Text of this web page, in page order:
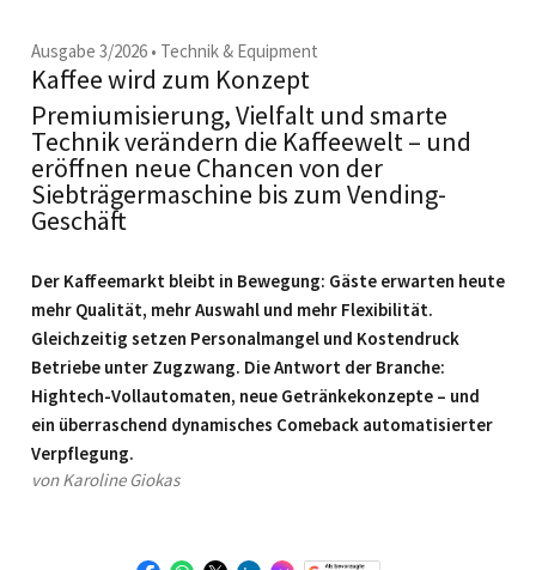
Ausgabe 3/2026 • Technik & Equipment
Kaffee wird zum Konzept
Premiumisierung, Vielfalt und smarte
Technik verändern die Kaffeewelt – und
eröffnen neue Chancen von der
Siebträgermaschine bis zum Vending-
Geschäft
Der Kaffeemarkt bleibt in Bewegung: Gäste erwarten heute
mehr Qualität, mehr Auswahl und mehr Flexibilität.
Gleichzeitig setzen Personalmangel und Kostendruck
Betriebe unter Zugzwang. Die Antwort der Branche:
Hightech-Vollautomaten, neue Getränkekonzepte – und
ein überraschend dynamisches Comeback automatisierter
Verpflegung.
von Karoline Giokas